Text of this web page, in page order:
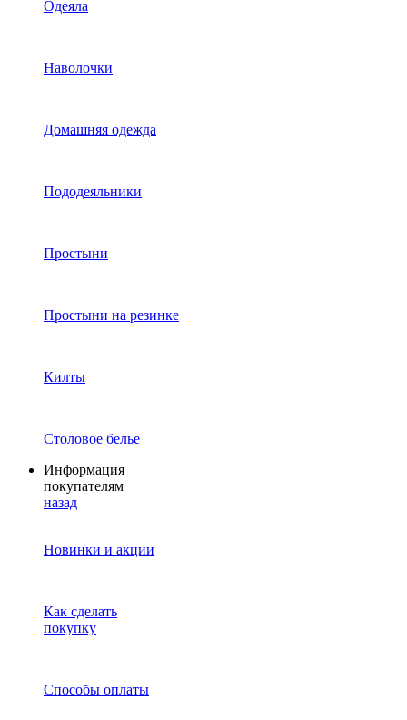
Одеяла
Наволочки
Домашняя одежда
Пододеяльники
Простыни
Простыни на резинке
Килты
Столовое белье
Информация
покупателям
назад
Новинки и акции
Как сделать
покупку
Способы оплаты